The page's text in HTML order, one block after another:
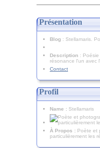
Présentation
Blog : Stellamaris.
Description :
résonance l'un avec
Contact
Profil
Name : Stellamaris
À Propos : Poète et
particulièrement les